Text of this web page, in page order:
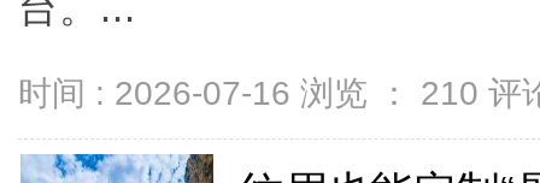
时间 : 2026-07-16 浏览 ： 210 评